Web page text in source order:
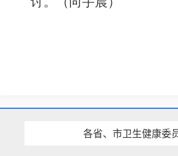
各省、市卫生健康委